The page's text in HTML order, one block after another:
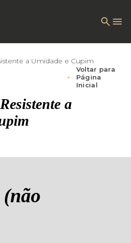
a Umidade e Cupim
Voltar para
Página
Inicial
a